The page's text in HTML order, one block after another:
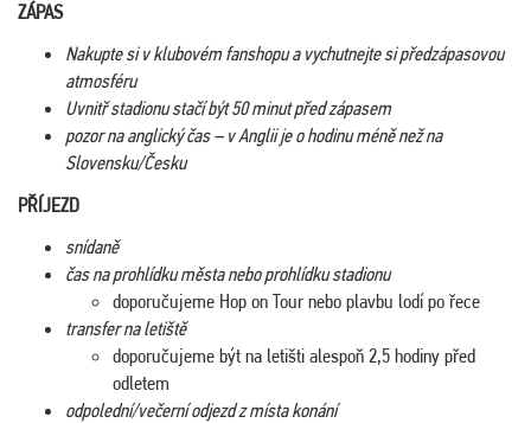
ZÁPAS
Nakupte si v klubovém fanshopu a vychutnejte si předzápasovou
atmosféru
Uvnitř stadionu stačí být 50 minut před zápasem
pozor na anglický čas – v Anglii je o hodinu méně než na
Slovensku/Česku
PŘÍJEZD
snídaně
čas na prohlídku města nebo prohlídku stadionu
doporučujeme Hop on Tour nebo plavbu lodí po řece
transfer na letiště
doporučujeme být na letišti alespoň 2,5 hodiny před
odletem
odpolední/večerní odjezd z místa konání